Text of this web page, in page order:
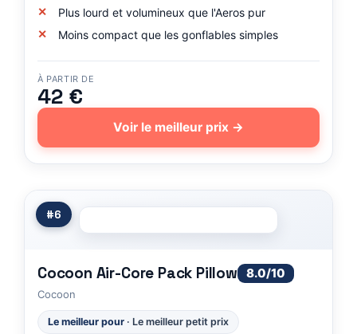
Plus lourd et volumineux que l'Aeros pur
Moins compact que les gonflables simples
À PARTIR DE
42 €
Voir le meilleur prix →
#6
Cocoon Air-Core Pack Pillow 8.0/10
Cocoon
Le meilleur pour · Le meilleur petit prix